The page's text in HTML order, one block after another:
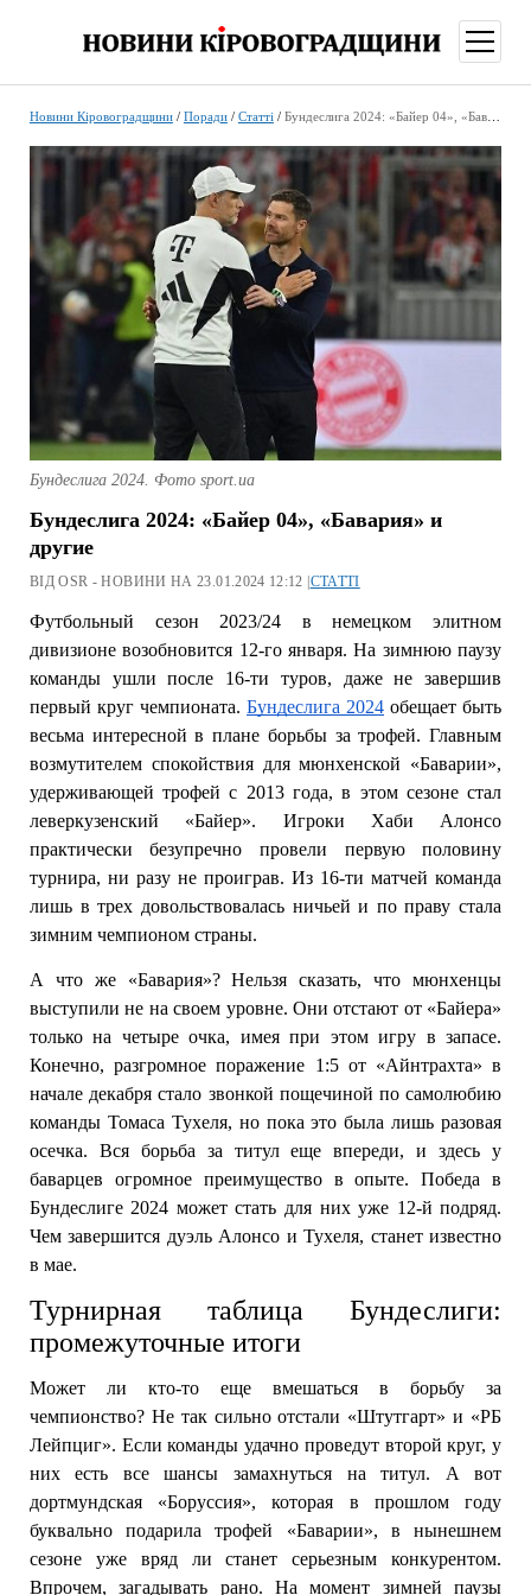
меню
Новини Кіровоградщини/ Поради/ Статті / Бундеслига 2024: «Байер 04», «Бавария» и другие
Бундеслига 2024. Фото sport.ua
Бундеслига 2024: «Байер 04», «Бавария» и
другие
ВІД OSR - НОВИНИ НА 23.01.2024 12:12 | СТАТТІ
Футбольный сезон 2023/24 в немецком элитном
дивизионе возобновится 12-го января. На зимнюю паузу
команды ушли после 16-ти туров, даже не завершив
первый круг чемпионата. Бундеслига 2024 обещает быть
весьма интересной в плане борьбы за трофей. Главным
возмутителем спокойствия для мюнхенской «Баварии»,
удерживающей трофей с 2013 года, в этом сезоне стал
леверкузенский «Байер». Игроки Хаби Алонсо
практически безупречно провели первую половину
турнира, ни разу не проиграв. Из 16-ти матчей команда
лишь в трех довольствовалась ничьей и по праву стала
зимним чемпионом страны.
А что же «Бавария»? Нельзя сказать, что мюнхенцы
выступили не на своем уровне. Они отстают от «Байера»
только на четыре очка, имея при этом игру в запасе.
Конечно, разгромное поражение 1:5 от «Айнтрахта» в
начале декабря стало звонкой пощечиной по самолюбию
команды Томаса Тухеля, но пока это была лишь разовая
осечка. Вся борьба за титул еще впереди, и здесь у
баварцев огромное преимущество в опыте. Победа в
Бундеслиге 2024 может стать для них уже 12-й подряд.
Чем завершится дуэль Алонсо и Тухеля, станет известно
в мае.
Турнирная таблица Бундеслиги:
промежуточные итоги
Может ли кто-то еще вмешаться в борьбу за
чемпионство? Не так сильно отстали «Штутгарт» и «РБ
Лейпциг». Если команды удачно проведут второй круг, у
них есть все шансы замахнуться на титул. А вот
дортмундская «Боруссия», которая в прошлом году
буквально подарила трофей «Баварии», в нынешнем
сезоне уже вряд ли станет серьезным конкурентом.
Впрочем, загадывать рано. На момент зимней паузы